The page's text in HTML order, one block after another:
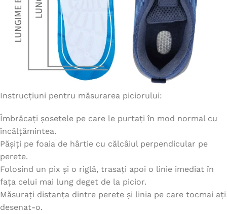
Instrucțiuni pentru măsurarea piciorului:
Îmbrăcați șosetele pe care le purtați în mod normal cu
încălțămintea.
Pășiți pe foaia de hârtie cu călcâiul perpendicular pe
perete.
Folosind un pix și o riglă, trasați apoi o linie imediat în
fața celui mai lung deget de la picior.
Măsurați distanța dintre perete și linia pe care tocmai ați
desenat-o.